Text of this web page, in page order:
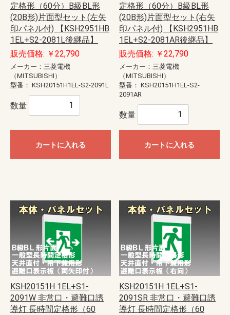
定格形（60分）B級BL形
(20B形)片面型セット(左矢
印パネル付) 【KSH2951HB
1EL+S2-2081L後継品】
販売価格: ￥22,790
メーカー：三菱電機
（MITSUBISHI）
型番： KSH20151H1EL-S2-2091L
数量
カートに入れる
定格形（60分）B級BL形
(20B形)片面型セット(右矢
印パネル付) 【KSH2951HB
1EL+S2-2081AR後継品】
販売価格: ￥22,790
メーカー：三菱電機
（MITSUBISHI）
型番： KSH20151H1EL-S2-
2091AR
数量
カートに入れる
KSH20151H 1EL+S1-
2091W 非常口・避難口誘
導灯 長時間定格形（60
KSH20151H 1EL+S1-
2091SR 非常口・避難口誘
導灯 長時間定格形（60